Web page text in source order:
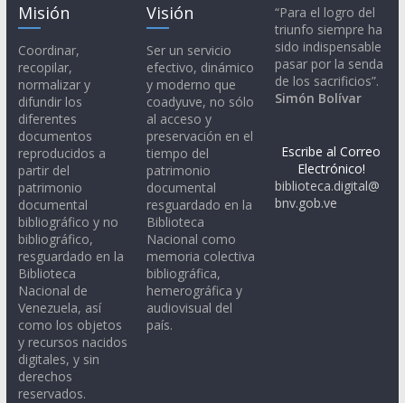
Misión
Coordinar,
recopilar,
normalizar y
difundir los
diferentes
documentos
reproducidos a
partir del
patrimonio
documental
bibliográfico y no
bibliográfico,
resguardado en la
Biblioteca
Nacional de
Venezuela, así
como los objetos
y recursos nacidos
digitales, y sin
derechos
reservados.
Visión
Ser un servicio
efectivo, dinámico
y moderno que
coadyuve, no sólo
al acceso y
preservación en el
tiempo del
patrimonio
documental
resguardado en la
Biblioteca
Nacional como
memoria colectiva
bibliográfica,
hemerográfica y
audiovisual del
país.
“Para el logro del
triunfo siempre ha
sido indispensable
pasar por la senda
de los sacrificios”.
Simón Bolívar
Escribe al Correo
Electrónico!
biblioteca.digital@
bnv.gob.ve